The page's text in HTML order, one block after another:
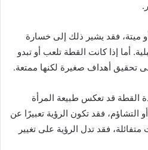
ميتة، فقد يشير ذلك إلى خسارة
أما إذا كانت القطة تلعب أو تبدو
تحقيق أهداف صغيرة لكنها ممتعة.
القطة قد تعكس طبيعة المرأة
التشاؤم، فقد تكون الرؤية تعبيرًا عن
متفائلة، فقد تدل الرؤية على تغيير